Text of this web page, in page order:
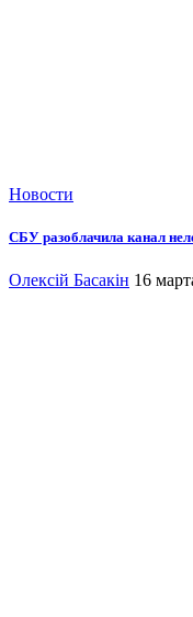
Новости
СБУ разоблачила канал
Олексій Басакін 16